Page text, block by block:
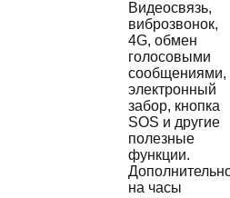
Видеосвязь,
виброзвонок,
4G, обмен
голосовыми
сообщениями,
электронный
забор, кнопка
SOS и другие
полезные
функции.
на часы